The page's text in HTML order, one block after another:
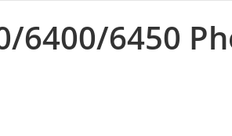
6400/6450